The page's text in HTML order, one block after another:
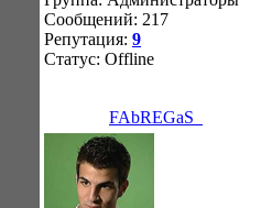
Сообщений: 217
Репутация: 9
Статус: Offline
FAbREGaS_